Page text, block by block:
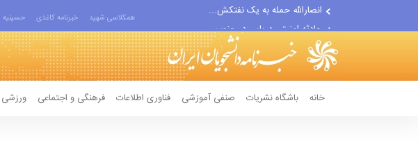
حادثه امنیتی دریایی در جنوب...
لفاظی جدید نتانیاهو علیه ایران
همکلاسی شهید خبرنامه کاغذی حسینیه
خانه باشگاه نشریات صنفی آموزشی فناوری اطلاعات فرهنگی و اجتماعی ورزشی